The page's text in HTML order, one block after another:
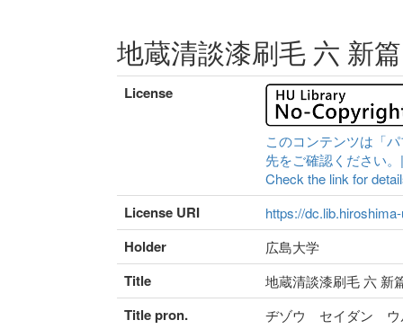
地蔵清談漆刷毛 六 新
License
このコンテンツは「
先をご確認ください
Check the link for
License URI https://
Holder 広島大学
Title 地蔵清談漆刷毛 六 新
Title pron. ヂゾウ セイダン ウ